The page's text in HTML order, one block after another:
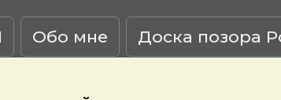
Обо мне Доска позора